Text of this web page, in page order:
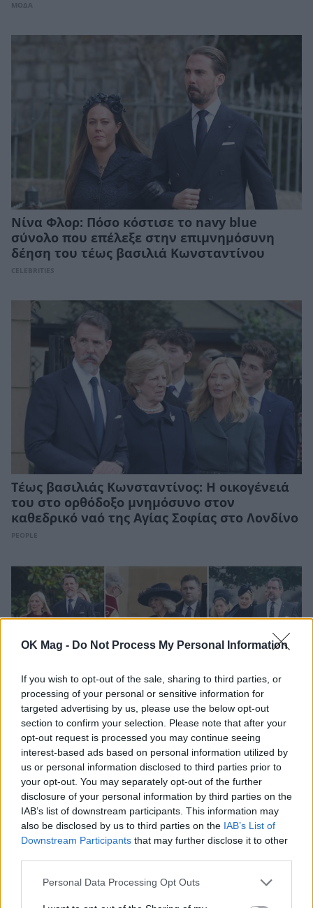
OK Mag - Do Not Process My Personal Information
If you wish to opt-out of the sale, sharing to third parties, or
processing of your personal or sensitive information for
targeted advertising by us, please use the below opt-out
section to confirm your selection. Please note that after your
opt-out request is processed you may continue seeing
interest-based ads based on personal information utilized by
us or personal information disclosed to third parties prior to
your opt-out. You may separately opt-out of the further
disclosure of your personal information by third parties on the
IAB’s list of downstream participants. This information may
also be disclosed by us to third parties on the IAB’s List of
Downstream Participants that may further disclose it to other
Personal Data Processing Opt Outs
ΜΟΔΑ
Νίνα Φλορ: Πόσο κόστισε το navy blue
σύνολο που επέλεξε στην επιμνημόσυνη
δέηση του τέως βασιλιά Κωνσταντίνου
CELEBRITIES
Τέως βασιλιάς Κωνσταντίνος: Η οικογένειά
του στο ορθόδοξο μνημόσυνο στον
καθεδρικό ναό της Αγίας Σοφίας στο Λονδίνο
PEOPLE
Τέως βασιλιάς Κωνσταντίνος: Ποιοι
βρέθηκαν στην επιμνημόσυνη δέηση στο
παρεκκλήσι του Γουίνδσορ
PEOPLE